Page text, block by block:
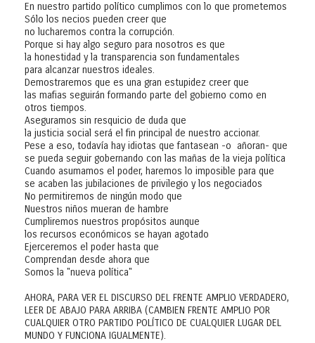
En nuestro partido político cumplimos con lo que prometemos
Sólo los necios pueden creer que
no lucharemos contra la corrupción.
Porque si hay algo seguro para nosotros es que
la honestidad y la transparencia son fundamentales
para alcanzar nuestros ideales.
Demostraremos que es una gran estupidez creer que
las mafias seguirán formando parte del gobierno como en
otros tiempos.
Aseguramos sin resquicio de duda que
la justicia social será el fin principal de nuestro accionar.
Pese a eso, todavía hay idiotas que fantasean -o añoran- que
se pueda seguir gobernando con las mañas de la vieja política
Cuando asumamos el poder, haremos lo imposible para que
se acaben las jubilaciones de privilegio y los negociados
No permitiremos de ningún modo que
Nuestros niños mueran de hambre
Cumpliremos nuestros propósitos aunque
los recursos económicos se hayan agotado
Ejerceremos el poder hasta que
Comprendan desde ahora que
Somos la "nueva política"
AHORA, PARA VER EL DISCURSO DEL FRENTE AMPLIO VERDADERO,
LEER DE ABAJO PARA ARRIBA (CAMBIEN FRENTE AMPLIO POR
CUALQUIER OTRO PARTIDO POLÍTICO DE CUALQUIER LUGAR DEL
MUNDO Y FUNCIONA IGUALMENTE).